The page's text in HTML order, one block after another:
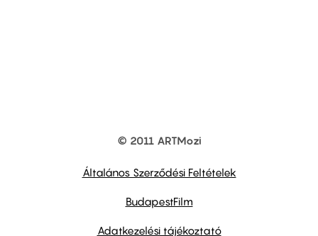
© 2011 ARTMozi
Általános Szerződési Feltételek
BudapestFilm
Adatkezelési tájékoztató